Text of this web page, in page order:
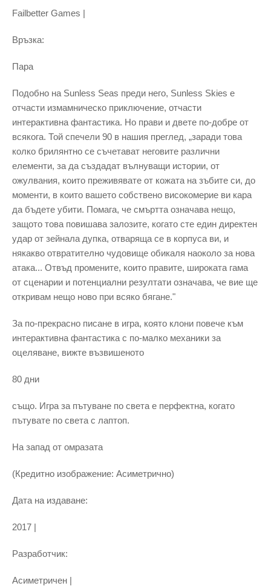
Failbetter Games |
Връзка:
Пара
Подобно на Sunless Seas преди него, Sunless Skies е
отчасти измамническо приключение, отчасти
интерактивна фантастика. Но прави и двете по-добре от
всякога. Той спечели 90 в нашия преглед, „заради това
колко брилянтно се съчетават неговите различни
елементи, за да създадат вълнуващи истории, от
ожулвания, които преживявате от кожата на зъбите си, до
моменти, в които вашето собствено високомерие ви кара
да бъдете убити. Помага, че смъртта означава нещо,
защото това повишава залозите, когато сте един директен
удар от зейнала дупка, отваряща се в корпуса ви, и
някакво отвратително чудовище обикаля наоколо за нова
атака... Отвъд промените, които правите, широката гама
от сценарии и потенциални резултати означава, че вие ще
откривам нещо ново при всяко бягане."
За по-прекрасно писане в игра, която клони повече към
интерактивна фантастика с по-малко механики за
оцеляване, вижте възвишеното
80 дни
също. Игра за пътуване по света е перфектна, когато
пътувате по света с лаптоп.
На запад от омразата
(Кредитно изображение: Асиметрично)
Дата на издаване:
2017 |
Разработчик:
Асиметричен |